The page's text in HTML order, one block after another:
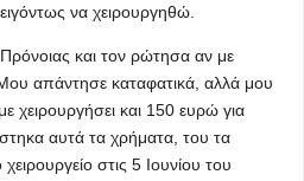
να χειρουργηθώ.
Πρόνοιας και τον ρώτησα αν με
απάντησε καταφατικά, αλλά μου
χειρουργήσει και 150 ευρώ για
αυτά τα χρήματα, του τα
στις 5 Ιουνίου του